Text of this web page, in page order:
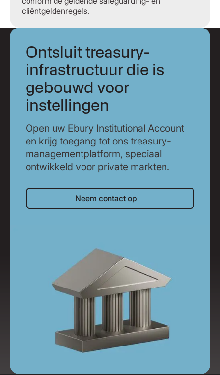
cliëntgeldenregels.
Ontsluit treasury-
infrastructuur die is
gebouwd voor
instellingen
Open uw Ebury Institutional Account
en krijg toegang tot ons treasury-
managementplatform, speciaal
ontwikkeld voor private markten.
Neem contact op
Neem contact op